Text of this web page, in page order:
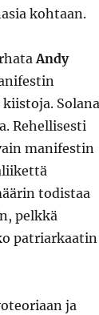
kohtaan.
Andy
Rehellisesti
manifestin
todistaa
pelkkä
patriarkaatin
ja